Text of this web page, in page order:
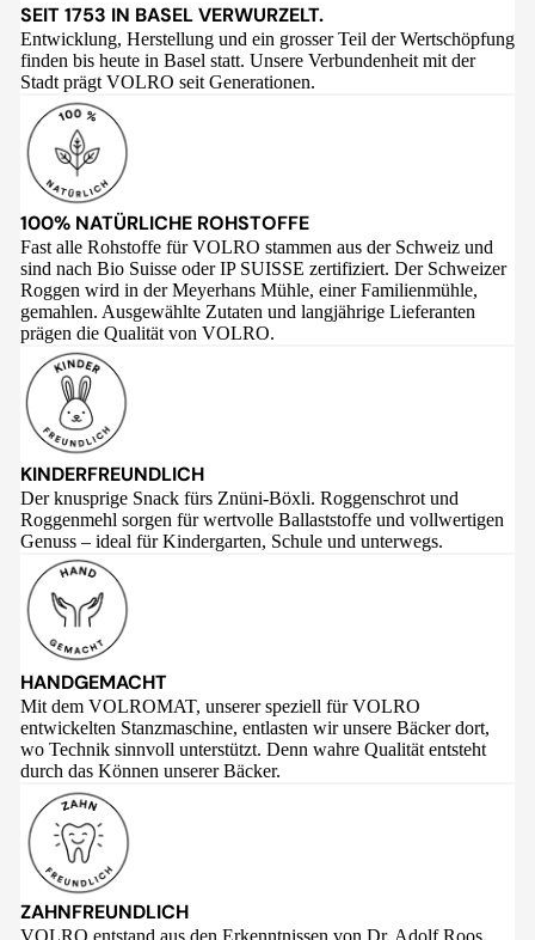
SEIT 1753 IN BASEL VERWURZELT.
Entwicklung, Herstellung und ein grosser Teil der Wertschöpfung
finden bis heute in Basel statt. Unsere Verbundenheit mit der
Stadt prägt VOLRO seit Generationen.
100% NATÜRLICHE ROHSTOFFE
Fast alle Rohstoffe für VOLRO stammen aus der Schweiz und
sind nach Bio Suisse oder IP SUISSE zertifiziert. Der Schweizer
Roggen wird in der Meyerhans Mühle, einer Familienmühle,
gemahlen. Ausgewählte Zutaten und langjährige Lieferanten
prägen die Qualität von VOLRO.
KINDERFREUNDLICH
Der knusprige Snack fürs Znüni-Böxli. Roggenschrot und
Roggenmehl sorgen für wertvolle Ballaststoffe und vollwertigen
Genuss – ideal für Kindergarten, Schule und unterwegs.
HANDGEMACHT
Mit dem VOLROMAT, unserer speziell für VOLRO
entwickelten Stanzmaschine, entlasten wir unsere Bäcker dort,
wo Technik sinnvoll unterstützt. Denn wahre Qualität entsteht
durch das Können unserer Bäcker.
ZAHNFREUNDLICH
VOLRO entstand aus den Erkenntnissen von Dr. Adolf Roos,